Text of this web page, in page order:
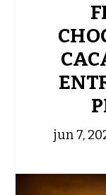
jun 7,